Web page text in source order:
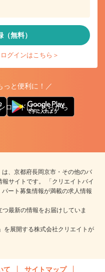
無料）
グインはこちら＞
っと便利に！／
ロードはこちらから
は、京都府長岡京市・その他のバ
サイトです。 「クリエイトバイ
ート募集情報が満載の求人情報
最新の情報をお届けしていま
を展開する株式会社クリエイトが
て サイトマップ